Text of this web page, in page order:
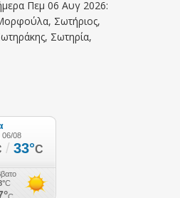
Πεμ 06 Αυγ 2026:
Σωτήριος,
Σωτηρία,